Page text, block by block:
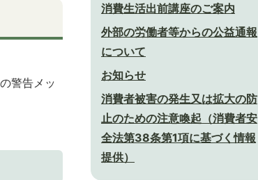
警告メッ
消費生活出前講座のご案内
外部の労働者等からの公益通報
について
お知らせ
消費者被害の発生又は拡大の防
止のための注意喚起（消費者安
全法第38条第1項に基づく情報
提供）